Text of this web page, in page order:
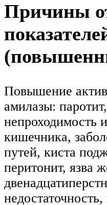
Причины
Повышение
амилазы:
непроходимость
кишечника,
путей, киста
перитонит, язва